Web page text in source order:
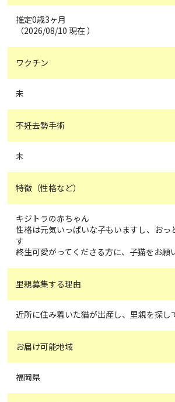
推定0歳3ヶ月
（2026/08/10 現在 ）
ワクチン
未
不妊去勢手術
未
特徴（性格など）
キジトラの赤ちゃん
性格は元気いっぱいな子もいますし、おっ
す
終生可愛がってくださる方に、子猫をお願
里親募集する理由
近所に住み着いた猫が出産し、里親を探し
お届け可能地域
福岡県